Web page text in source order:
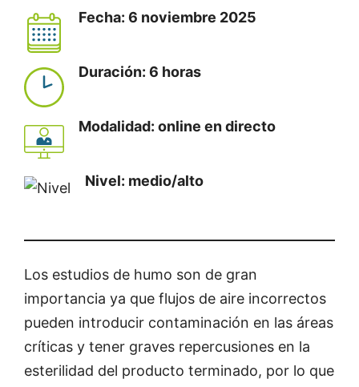
Fecha: 6 noviembre 2025
Duración: 6 horas
Modalidad: online en directo
Nivel: medio/alto
Los estudios de humo son de gran
importancia ya que flujos de aire incorrectos
pueden introducir contaminación en las áreas
críticas y tener graves repercusiones en la
esterilidad del producto terminado, por lo que